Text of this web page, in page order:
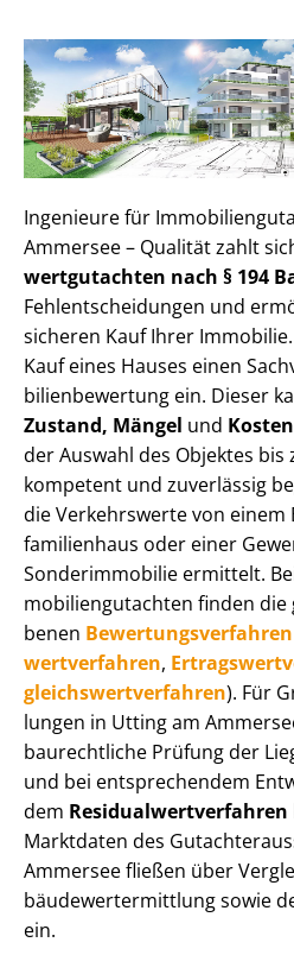
Ingenieure für
Ammersee – Qualität zahlt
wert­gut­ach­ten nach § 194
Fehl­ent­schei­dun­gen und
sicheren Kauf Ihrer
Kauf eines Hauses einen
bi­li­en­be­wer­tung ein. Dieser
Zustand, Mängel und Kosten
der Auswahl des Objektes
kompetent und zuverlässig
die Verkehrswerte von
fa­mi­li­en­haus oder einer
Sonderimmobilie ermittelt.
mo­bi­li­en­gut­ach­ten finden
be­nen Be­wer­tungs­ver­fah­ren
wert­ver­fah­ren,
gleichs­wert­ver­fah­ren). Für
lun­gen in Utting am
baurechtliche Prüfung der
und bei entsprechendem
dem Re­si­du­al­wert­ver­fah­ren
Marktdaten des
Ammersee fließen über
bäu­de­wert­ermitt­lung sowie
ein.